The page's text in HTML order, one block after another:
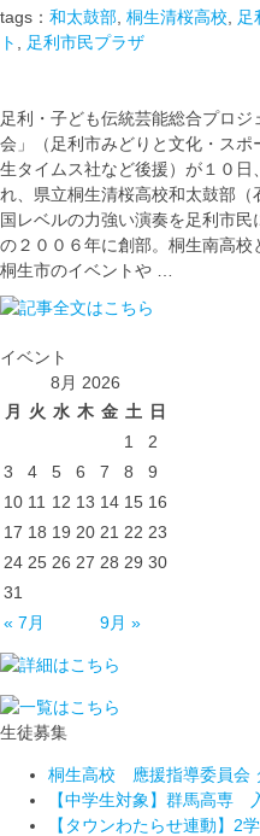
tags： 和太鼓部 桐生清桜高校
足
ト
足利市民プラザ
足利・子ども伝統芸能総合プロ
会」（足利市みどりと文化・ス
生タイムス社など後援）が１０
れ、県立桐生清桜高校和太鼓部
国レベルの力強い演奏を足利市
の２００６年に創部。桐生南高校
桐生市のイベントや …
イベント
8月 2026
月
火 水 木 金 土
日
1
2
3
4 5 6 7 8
9
10 11 12 13 14 15 16
17 18 19 20 21 22 23
24 25 26 27 28 29 30
31
« 7月
9月 »
生徒募集
桐生高校 應援指導委員会
【中学生対象】群馬高専
【タウンわたらせ連動】